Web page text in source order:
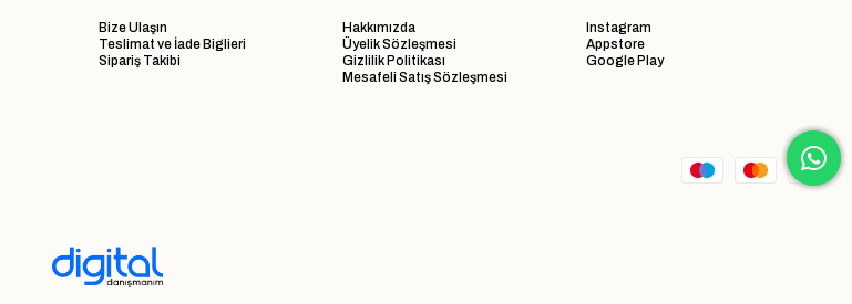
Bize Ulaşın
Teslimat ve İade Biglieri
Sipariş Takibi
Hakkımızda
Üyelik Sözleşmesi
Gizlilik Politikası
Mesafeli Satış Sözleşmesi
Instagram
Appstore
Google Play